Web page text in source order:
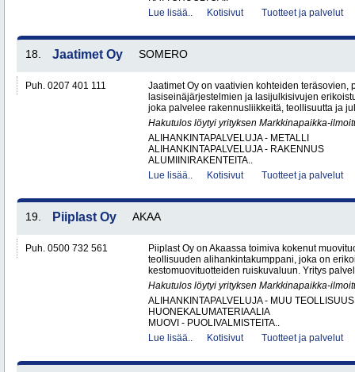
Lue lisää..
Kotisivut Tuotteet ja palvelut
18. Jaatimet Oy SOMERO
Puh. 0207 401 111
Jaatimet Oy on vaativien kohteiden teräsovien,
lasiseinäjärjestelmien ja lasijulkisivujen
joka palvelee rakennusliikkeitä, teollisuutta ja
Hakutulos löytyi yrityksen Markkinapaikka-
ALIHANKINTAPALVELUJA - METALLI
ALIHANKINTAPALVELUJA - RAKENNUS
ALUMIINIRAKENTEITA..
Lue lisää..
Kotisivut Tuotteet ja palvelut
19. Piiplast Oy AKAA
Puh. 0500 732 561
Piiplast Oy on Akaassa toimiva kokenut
teollisuuden alihankintakumppani, joka on
kestomuovituotteiden ruiskuvaluun. Yritys
Hakutulos löytyi yrityksen Markkinapaikka-
ALIHANKINTAPALVELUJA - MUU TEOLLISUUS
HUONEKALUMATERIAALIA
MUOVI - PUOLIVALMISTEITA..
Lue lisää..
Kotisivut Tuotteet ja palvelut